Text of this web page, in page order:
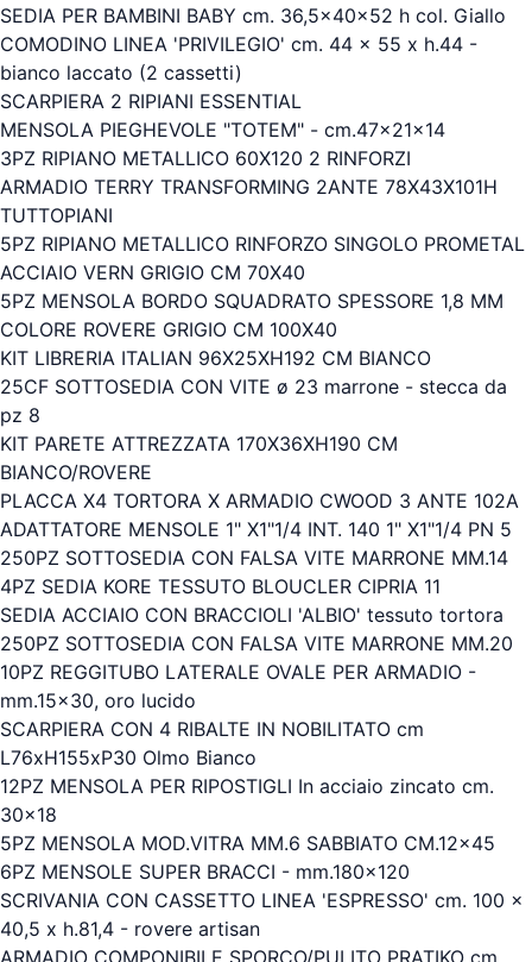
SEDIA PER BAMBINI BABY cm. 36,5x40x52 h col. Giallo
COMODINO LINEA 'PRIVILEGIO' cm. 44 x 55 x h.44 -
bianco laccato (2 cassetti)
SCARPIERA 2 RIPIANI ESSENTIAL
MENSOLA PIEGHEVOLE "TOTEM" - cm.47x21x14
3PZ RIPIANO METALLICO 60X120 2 RINFORZI
ARMADIO TERRY TRANSFORMING 2ANTE 78X43X101H
TUTTOPIANI
5PZ RIPIANO METALLICO RINFORZO SINGOLO PROMETAL
ACCIAIO VERN GRIGIO CM 70X40
5PZ MENSOLA BORDO SQUADRATO SPESSORE 1,8 MM
COLORE ROVERE GRIGIO CM 100X40
KIT LIBRERIA ITALIAN 96X25XH192 CM BIANCO
25CF SOTTOSEDIA CON VITE ø 23 marrone - stecca da
pz 8
KIT PARETE ATTREZZATA 170X36XH190 CM
BIANCO/ROVERE
PLACCA X4 TORTORA X ARMADIO CWOOD 3 ANTE 102A
ADATTATORE MENSOLE 1" X1"1/4 INT. 140 1" X1"1/4 PN 5
250PZ SOTTOSEDIA CON FALSA VITE MARRONE MM.14
4PZ SEDIA KORE TESSUTO BLOUCLER CIPRIA 11
SEDIA ACCIAIO CON BRACCIOLI 'ALBIO' tessuto tortora
250PZ SOTTOSEDIA CON FALSA VITE MARRONE MM.20
10PZ REGGITUBO LATERALE OVALE PER ARMADIO -
mm.15x30, oro lucido
SCARPIERA CON 4 RIBALTE IN NOBILITATO cm
L76xH155xP30 Olmo Bianco
12PZ MENSOLA PER RIPOSTIGLI In acciaio zincato cm.
30x18
5PZ MENSOLA MOD.VITRA MM.6 SABBIATO CM.12x45
6PZ MENSOLE SUPER BRACCI - mm.180x120
SCRIVANIA CON CASSETTO LINEA 'ESPRESSO' cm. 100 x
40,5 x h.81,4 - rovere artisan
ARMADIO COMPONIBILE SPORCO/PULITO PRATIKO cm.